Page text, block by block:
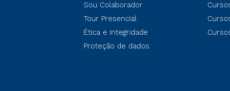
Sou Colaborador
Tour Presencial
Ética e Integridade
Proteção de dados